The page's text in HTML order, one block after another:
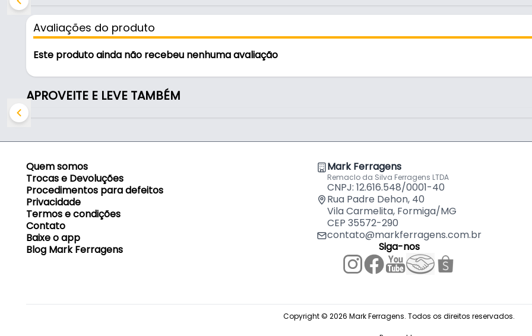
- Acabamento: Bicromatizado
- Furos de fixação: Ø 4,5 mm
- Comprimento da regulagem: 122 a 151 mm
- Pintura époxi: Zincado Azulado
Avaliações do produto
Este produto ainda não recebeu nenhuma avaliação
APROVEITE E LEVE TAMBÉM
Quem somos
Trocas e Devoluções
Procedimentos para defeitos
Privacidade
Termos e condições
Contato
Baixe o app
Blog Mark Ferragens
Mark Ferragens
Remaclo da Silva Ferragens LTDA
CNPJ: 12.616.548/0001-40
Rua Padre Dehon, 40
Vila Carmelita, Formiga/MG
CEP 35572-290
contato@markferragens.com.br
Siga-nos
Copyright © 2026 Mark Ferragens. Todos os direitos reservados.